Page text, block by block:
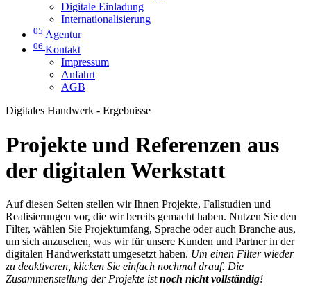
Digitale Einladung
Internationalisierung
05 Agentur
06 Kontakt
Impressum
Anfahrt
AGB
Digitales Handwerk - Ergebnisse
Projekte und Referenzen aus
der digitalen Werkstatt
Auf diesen Seiten stellen wir Ihnen Projekte, Fallstudien und
Realisierungen vor, die wir bereits gemacht haben. Nutzen Sie den
Filter, wählen Sie Projektumfang, Sprache oder auch Branche aus,
um sich anzusehen, was wir für unsere Kunden und Partner in der
digitalen Handwerkstatt umgesetzt haben. Um einen Filter wieder
zu deaktiveren, klicken Sie einfach nochmal drauf. Die
Zusammenstellung der Projekte istnoch nicht vollständig!